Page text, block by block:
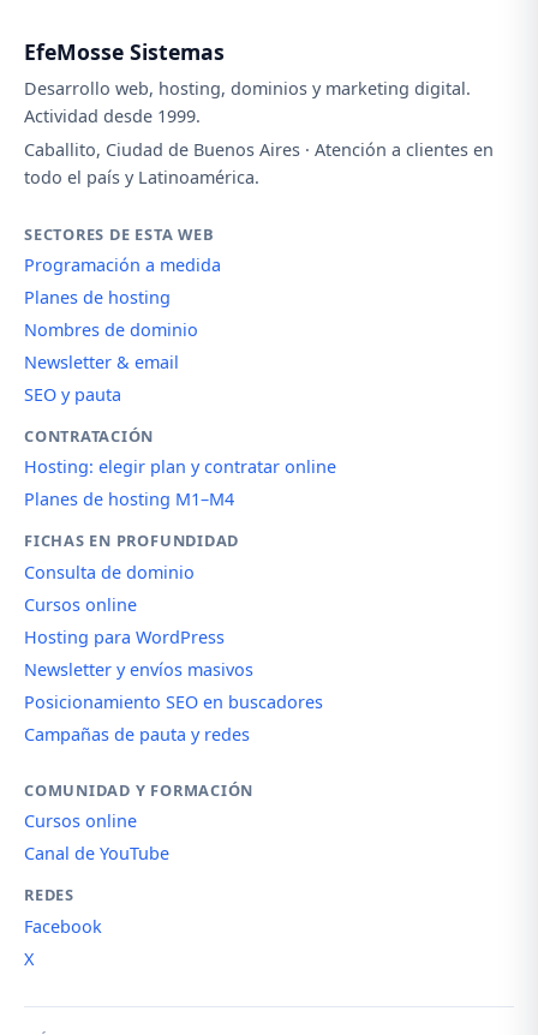
EfeMosse Sistemas
Desarrollo web, hosting, dominios y marketing digital.
Actividad desde 1999.
Caballito, Ciudad de Buenos Aires · Atención a clientes en
todo el país y Latinoamérica.
SECTORES DE ESTA WEB
Programación a medida
Planes de hosting
Nombres de dominio
Newsletter & email
SEO y pauta
CONTRATACIÓN
Hosting: elegir plan y contratar online
Planes de hosting M1–M4
FICHAS EN PROFUNDIDAD
Consulta de dominio
Cursos online
Hosting para WordPress
Newsletter y envíos masivos
Posicionamiento SEO en buscadores
Campañas de pauta y redes
COMUNIDAD Y FORMACIÓN
Cursos online
Canal de YouTube
REDES
Facebook
X